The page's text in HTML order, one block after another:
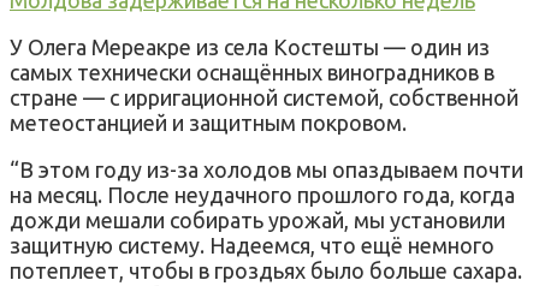
У Олега Мереакре из села Костешты — один из
самых технически оснащённых виноградников в
стране — с ирригационной системой, собственной
метеостанцией и защитным покровом.
“В этом году из-за холодов мы опаздываем почти
на месяц. После неудачного прошлого года, когда
дожди мешали собирать урожай, мы установили
защитную систему. Надеемся, что ещё немного
потеплеет, чтобы в гроздьях было больше сахара.